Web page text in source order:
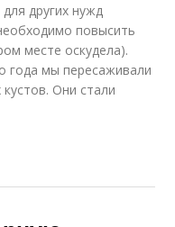
других нужд
повысить
месте оскудела).
года мы пересаживали
Они стали